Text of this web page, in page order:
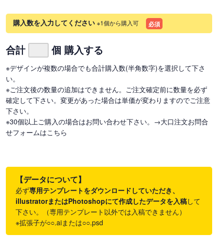
購入数を入力してください ※1個から購入可 必須
合計 個 購入する
※デザインが複数の場合でも合計購入数(半角数字)を選択して下さ
い。
※ご注文後の数量の追加はできません。ご注文確定前に数量を必ず
確定して下さい。変更があった場合は単価が変わりますのでご注意
下さい。
※30個以上ご購入の場合はお問い合わせ下さい。 →大口注文お問合
せフォームはこちら
【データについて】
必ず専用テンプレートをダウンロードしていただき、
illustratorまたはPhotoshopにて作成したデータを入稿して
下さい。（専用テンプレート以外では入稿できません）
※拡張子が○○.aiまたは○○.psd